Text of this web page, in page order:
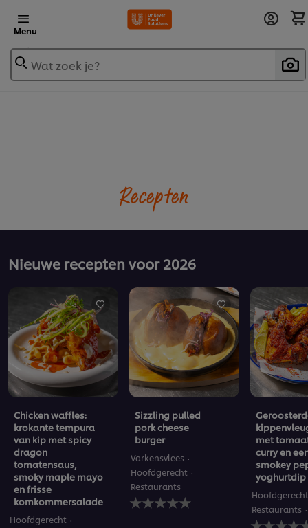
Menu
Wat zoek je?
Recepten
Nieuwe recepten voor 2026
Chicken waffles:
krokante tempura
van kip met spicy
dragon
tomatensaus,
smoky maple mayo
en frisse
komkommersalade
Hoofdgerecht
Sizzling pulled
pork cheese
burger
Varkensvlees
Hoofdgerecht
Restaurants
Geen
beoordelingen
met
curry en
smokey
yoghurtdip
Hoofdgerecht
Restaurants
Geen